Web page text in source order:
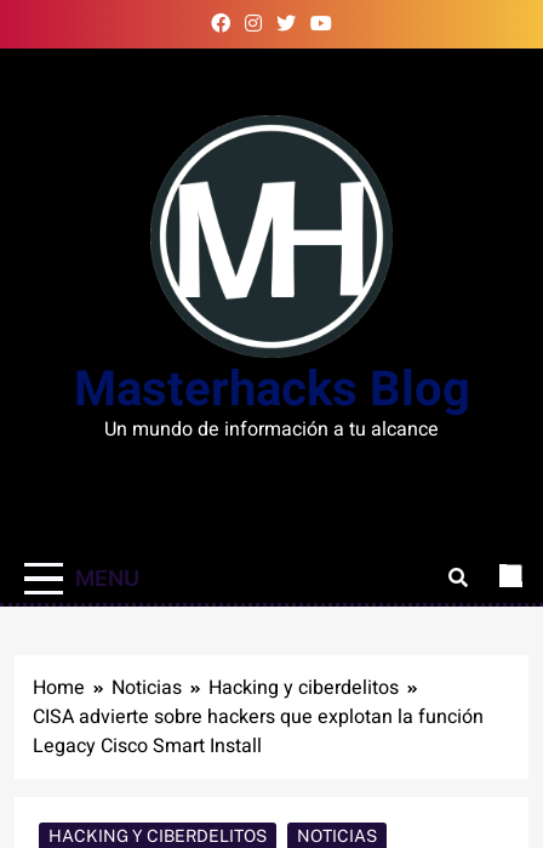
to
Masterhacks Blog
Un mundo de información a tu alcance
MENU
Home Noticias
Hacking y ciberdelitos
CISA advierte sobre hackers que explotan la función
Legacy Cisco Smart Install
HACKING Y CIBERDELITOS NOTICIAS